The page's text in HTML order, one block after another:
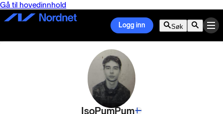
Gå til hovedinnhold
Logg inn Søk
IsoPumPum